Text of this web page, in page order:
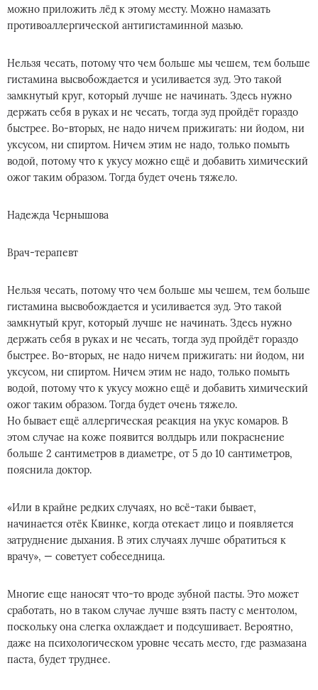
можно приложить лёд к этому месту. Можно намазать
противоаллергической антигистаминной мазью.
Нельзя чесать, потому что чем больше мы чешем, тем больше
гистамина высвобождается и усиливается зуд. Это такой
замкнутый круг, который лучше не начинать. Здесь нужно
держать себя в руках и не чесать, тогда зуд пройдёт гораздо
быстрее. Во-вторых, не надо ничем прижигать: ни йодом, ни
уксусом, ни спиртом. Ничем этим не надо, только помыть
водой, потому что к укусу можно ещё и добавить химический
ожог таким образом. Тогда будет очень тяжело.
Надежда Чернышова
Врач-терапевт
Нельзя чесать, потому что чем больше мы чешем, тем больше
гистамина высвобождается и усиливается зуд. Это такой
замкнутый круг, который лучше не начинать. Здесь нужно
держать себя в руках и не чесать, тогда зуд пройдёт гораздо
быстрее. Во-вторых, не надо ничем прижигать: ни йодом, ни
уксусом, ни спиртом. Ничем этим не надо, только помыть
водой, потому что к укусу можно ещё и добавить химический
ожог таким образом. Тогда будет очень тяжело.
Но бывает ещё аллергическая реакция на укус комаров. В
этом случае на коже появится волдырь или покраснение
больше 2 сантиметров в диаметре, от 5 до 10 сантиметров,
пояснила доктор.
«Или в крайне редких случаях, но всё-таки бывает,
начинается отёк Квинке, когда отекает лицо и появляется
затруднение дыхания. В этих случаях лучше обратиться к
врачу», — советует собеседница.
Многие еще наносят что-то вроде зубной пасты. Это может
сработать, но в таком случае лучше взять пасту с ментолом,
поскольку она слегка охлаждает и подсушивает. Вероятно,
даже на психологическом уровне чесать место, где размазана
паста, будет труднее.